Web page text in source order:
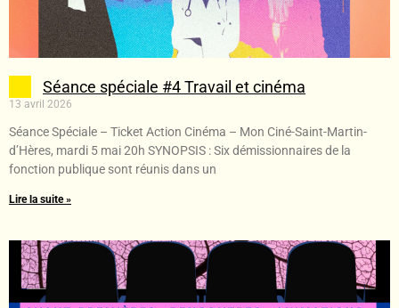
Séance spéciale #4 Travail et cinéma
13 avril 2026
Séance Spéciale – Ticket Action Cinéma – Mon Ciné-Saint-Martin-
d’Hères, mardi 5 mai 20h SYNOPSIS : Six démissionnaires de la
fonction publique sont réunis dans un
Lire la suite »